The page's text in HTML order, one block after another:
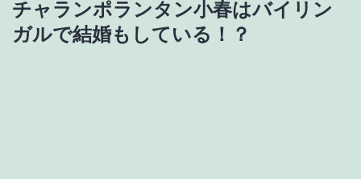
ゲ
チャランポランタン小春はバイリン
ガルで結婚もしている！？